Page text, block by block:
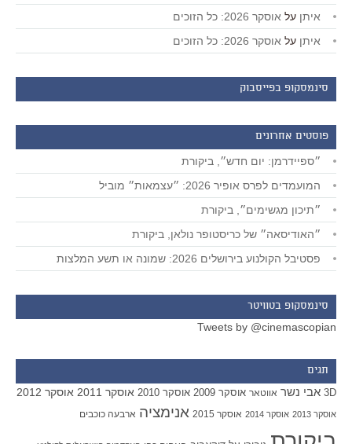
איתן על אוסקר 2026: כל הזוכים
איתן על אוסקר 2026: כל הזוכים
סינמסקופ בפייסבוק
פוסטים אחרונים
״ספיידרמן: יום חדש״, ביקורת
המועמדים לפרס אופיר 2026: ״עצמאות״ מוביל
״תיכון מגשימים״, ביקורת
״האודיסאה״ של כריסטופר נולאן, ביקורת
פסטיבל הקולנוע בירושלים 2026: שמונה או תשע המלצות
סינמסקופ בטוויטר
Tweets by @cinemascopian
תגים
3D אבי נשר אווטאר אוסקר 2009 אוסקר 2010 אוסקר 2011 אוסקר 2012
אוסקר 2013 אוסקר 2014 אוסקר 2015 אנימציה ארבעה כוכבים